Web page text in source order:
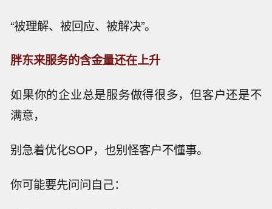
“被理解、被回应、被解决”。
胖东来服务的含金量还在上升
如果你的企业总是服务做得很多，但客户还是不
满意，
别急着优化SOP，也别怪客户不懂事。
你可能要先问问自己：